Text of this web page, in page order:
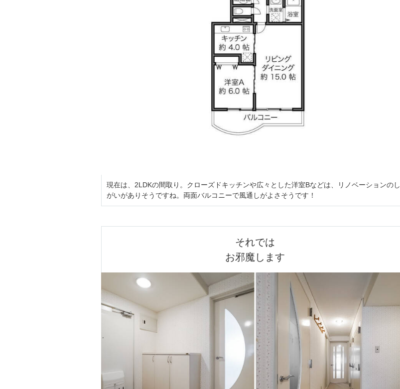
現在は、2LDKの間取り。クローズドキッチンや広々とした洋室Bなどは、リノベーションのし
がいがありそうですね。両面バルコニーで風通しがよさそうです！
それでは
お邪魔します